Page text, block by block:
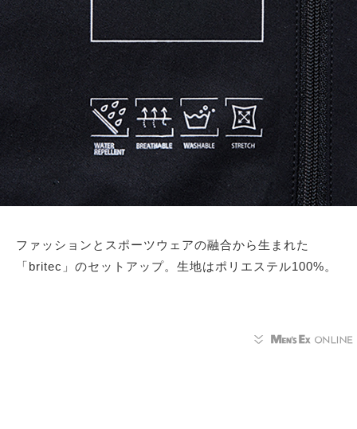
ファッションとスポーツウェアの融合から生まれた
「britec」のセットアップ。生地はポリエステル100%。